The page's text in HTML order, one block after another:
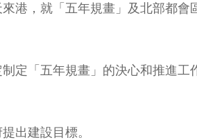
港，就「五年規畫」及北部都
定「五年規畫」的決心和推進
出建設目標。